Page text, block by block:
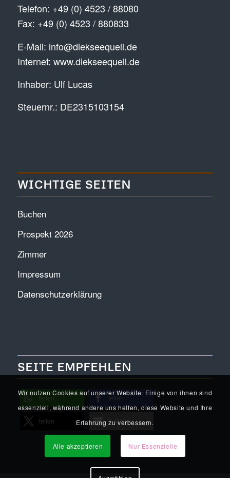
Telefon: +49 (0) 4523 / 88080
Fax: +49 (0) 4523 / 880833
E-Mail: info@diekseequell.de
Internet: www.diekseequell.de
Inhaber: Ulf Lucas
Steuernr.: DE2315103154
WICHTIGE SEITEN
Buchen
Prospekt 2026
Zimmer
Impressum
Datenschutzerklärung
SEITE EMPFEHLEN
teilen teilen
teilen E-Mail
Wir nutzen Cookies auf unserer Website. Einige von ihnen sind
essenziell, während andere uns helfen, diese Website und Ihre
Erfahrung zu verbessern.
Alle akzeptieren Nur Essenzielle